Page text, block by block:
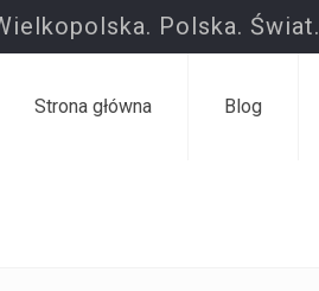
Polska. Świat.
Strona główna Blog